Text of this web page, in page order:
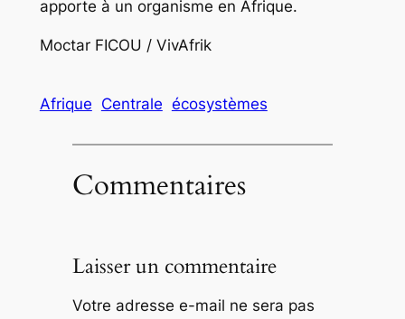
apporte à un organisme en Afrique.
Moctar FICOU / VivAfrik
Afrique Centrale écosystèmes
Commentaires
Laisser un commentaire
Votre adresse e-mail ne sera pas